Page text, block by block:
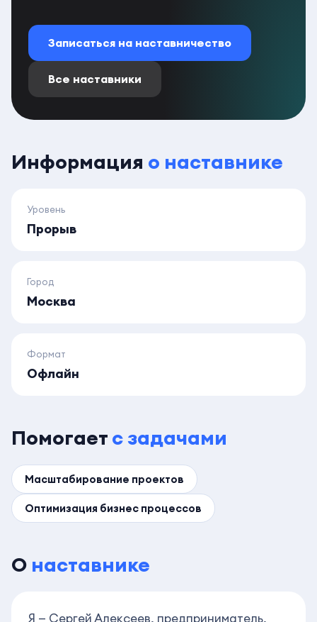
Записаться на наставничество
Все наставники
Информация о наставнике
Уровень
Прорыв
Город
Москва
Формат
Офлайн
Помогаетс задачами
Масштабирование проектов
Оптимизация бизнес процессов
О наставнике
Я — Сергей Алексеев, предприниматель,